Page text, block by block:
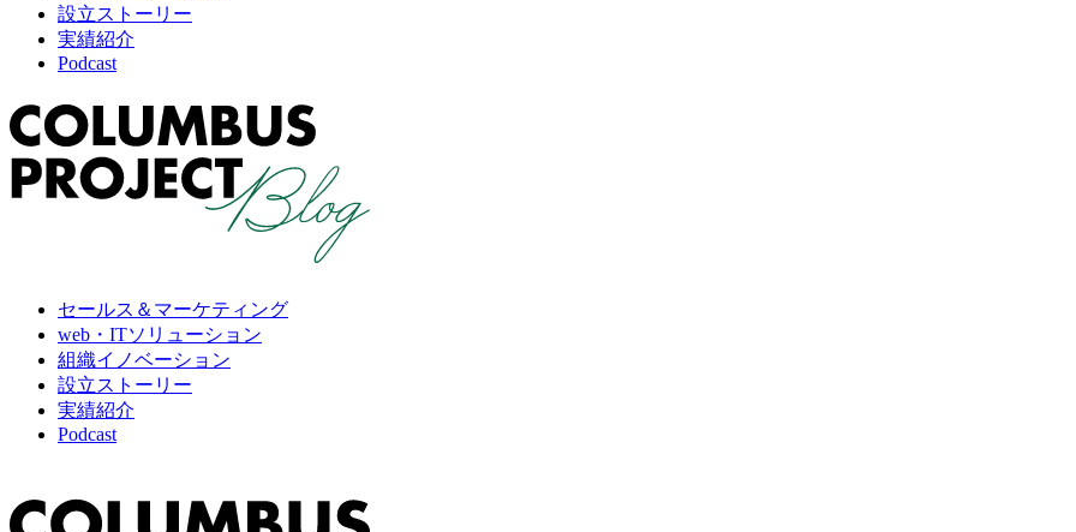
設立ストーリー
実績紹介
Podcast
セールス＆マーケティング
web・ITソリューション
組織イノベーション
設立ストーリー
実績紹介
Podcast